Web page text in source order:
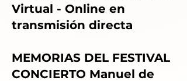
Virtual - Online en
transmisión directa
MEMORIAS DEL FESTIVAL
CONCIERTO Manuel de